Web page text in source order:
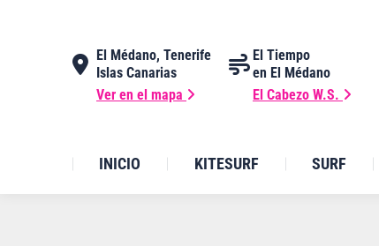
El Médano, Tenerife
Islas Canarias
Ver en el mapa
El Tiempo
en El Médano
El Cabezo W.S.
INICIO KITESURF SURF